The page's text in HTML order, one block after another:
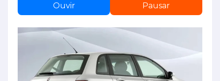
Ouvir Pausar